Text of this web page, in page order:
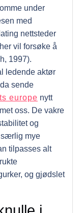
under
med
nettsteder
vil forsøke å
1997).
ledende aktør
sende
europe nytt
oss. De vakre
og
særlig mye
tilpasses alt
og gjødslet